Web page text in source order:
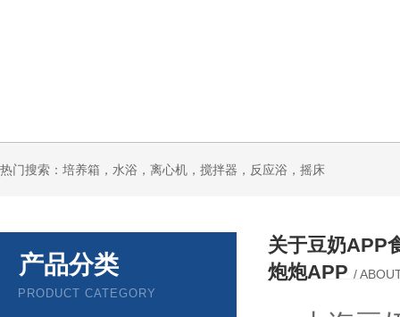
热门搜索：培养箱，水浴，离心机，搅拌器，反应浴，摇床
产品分类
PRODUCT CATEGORY
关于豆奶APP
炮炮APP /